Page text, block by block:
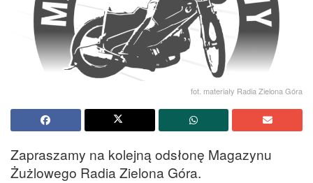
fot. materiały Radia Zielona Góra
Zapraszamy na kolejną odsłonę Magazynu
Żużlowego Radia Zielona Góra.